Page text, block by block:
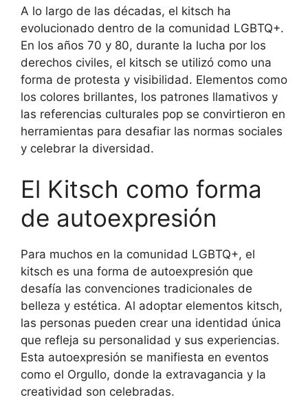
A lo largo de las décadas, el kitsch ha
evolucionado dentro de la comunidad LGBTQ+.
En los años 70 y 80, durante la lucha por los
derechos civiles, el kitsch se utilizó como una
forma de protesta y visibilidad. Elementos como
los colores brillantes, los patrones llamativos y
las referencias culturales pop se convirtieron en
herramientas para desafiar las normas sociales
y celebrar la diversidad.
El Kitsch como forma
de autoexpresión
Para muchos en la comunidad LGBTQ+, el
kitsch es una forma de autoexpresión que
desafía las convenciones tradicionales de
belleza y estética. Al adoptar elementos kitsch,
las personas pueden crear una identidad única
que refleja su personalidad y sus experiencias.
Esta autoexpresión se manifiesta en eventos
como el Orgullo, donde la extravagancia y la
creatividad son celebradas.